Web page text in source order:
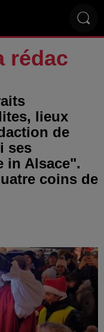
rédac
lieux
de
ses
in Alsace".
coins de